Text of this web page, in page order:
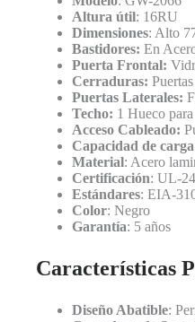
Altura útil: 16RU
Dimensiones: Alto
Bastidores: En
Puerta Frontal:
Cerraduras:
Puertas Laterales:
Techo: 1 Hueco
Acceso Cableado:
Capacidad de
Material: Acero
Certificación: UL-
Estándares: EIA-
Color: Negro
Garantía: 5 años
Características
Diseño Abatible: